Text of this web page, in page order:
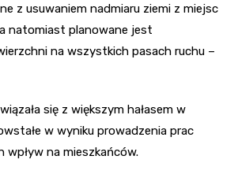
z usuwaniem nadmiaru ziemi z miejsc
natomiast planowane jest
na wszystkich pasach ruchu –
się z większym hałasem w
w wyniku prowadzenia prac
na mieszkańców.